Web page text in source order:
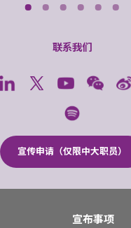
联系我们
宣传申请（仅限中大职员）
宣布事项